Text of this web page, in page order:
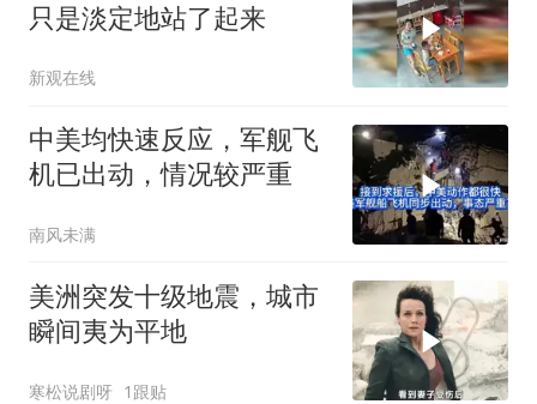
只是淡定地站了起来
新观在线
中美均快速反应，军舰飞
机已出动，情况较严重
南风未满
美洲突发十级地震，城市
瞬间夷为平地
寒松说剧呀 1跟贴